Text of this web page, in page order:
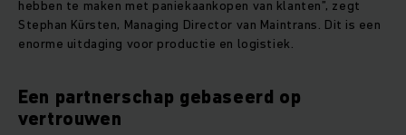
hebben te maken met paniekaankopen van klanten”, zegt
Stephan Kürsten, Managing Director van Maintrans. Dit is een
enorme uitdaging voor productie en logistiek.
Een partnerschap gebaseerd op
vertrouwen